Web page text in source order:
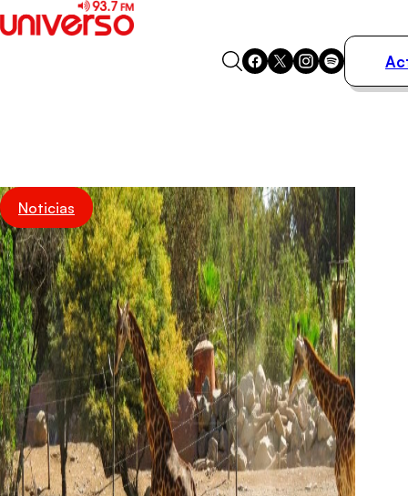
Podcasts
Destacados
Noticias